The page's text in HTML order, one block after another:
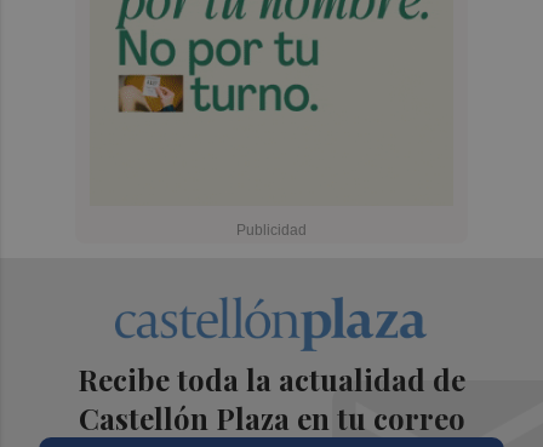
Recibe toda la actualidad de
Castellón Plaza en tu correo